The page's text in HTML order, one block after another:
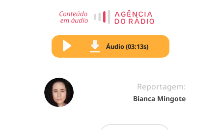
Áudio (03:13s)
Reportagem:
Bianca Mingote